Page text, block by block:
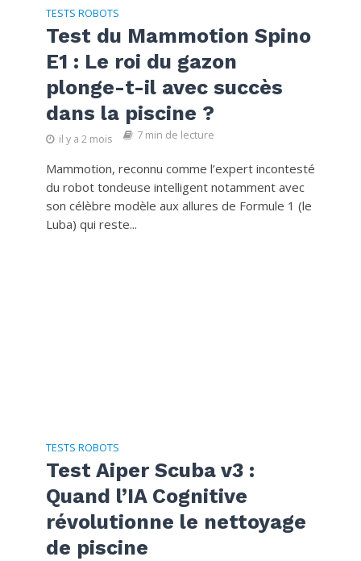
TESTS ROBOTS
Test du Mammotion Spino
E1 : Le roi du gazon
plonge-t-il avec succès
dans la piscine ?
il y a 2 mois 7 min de lecture
Mammotion, reconnu comme l’expert incontesté
du robot tondeuse intelligent notamment avec
son célèbre modèle aux allures de Formule 1 (le
Luba) qui reste...
TESTS ROBOTS
Test Aiper Scuba v3 :
Quand l’IA Cognitive
révolutionne le nettoyage
de piscine